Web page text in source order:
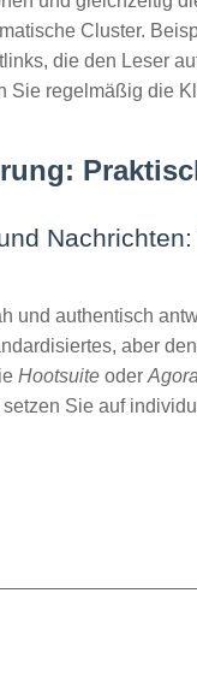
Cluster.
die den Leser
regelmäßig die
und authentisch
aber
Hootsuite oder
Sie auf